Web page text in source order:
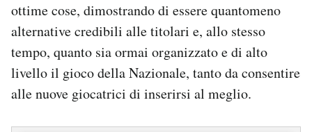
ottime cose, dimostrando di essere quantomeno
alternative credibili alle titolari e, allo stesso
tempo, quanto sia ormai organizzato e di alto
livello il gioco della Nazionale, tanto da consentire
alle nuove giocatrici di inserirsi al meglio.